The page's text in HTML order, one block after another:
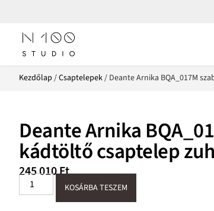
Kezdőlap /Csaptelepek/ Deante Arnika BQA_017M
Deante Arnika
kádtöltő csaptelep
245 010Ft
KOSÁRBA TESZEM